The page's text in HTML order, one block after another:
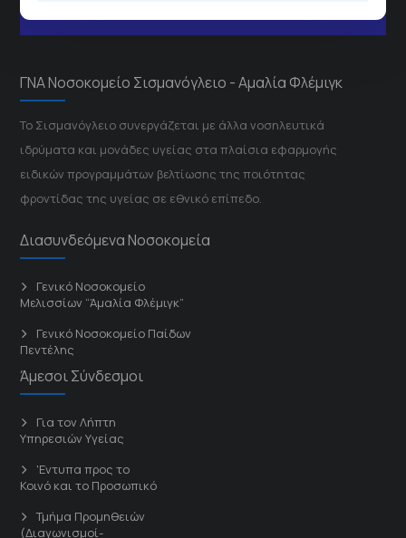
ΓΝΑ Νοσοκομείο Σισμανόγλειο - Αμαλία Φλέμιγκ
Το Σισμανόγλειο συνεργάζεται με άλλα νοσηλευτικά
ιδρύματα και μονάδες υγείας στα πλαίσια εφαρμογής
ειδικών προγραμμάτων βελτίωσης της ποιότητας
φροντίδας της υγείας σε εθνικό επίπεδο.
Διασυνδεόμενα Νοσοκομεία
Γενικό Νοσοκομείο
Μελισσίων “Άμαλία Φλέμιγκ”
Γενικό Νοσοκομείο Παίδων
Πεντέλης
Άμεσοι Σύνδεσμοι
Για τον Λήπτη
Υπηρεσιών Υγείας
'Εντυπα προς το
Κοινό και το Προσωπικό
Τμήμα Προμηθειών
(Διαγωνισμοί-